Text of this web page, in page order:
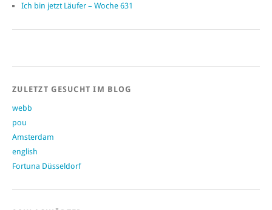
Ich bin jetzt Läufer – Woche 631
ZULETZT GESUCHT IM BLOG
webb
pou
Amsterdam
english
Fortuna Düsseldorf